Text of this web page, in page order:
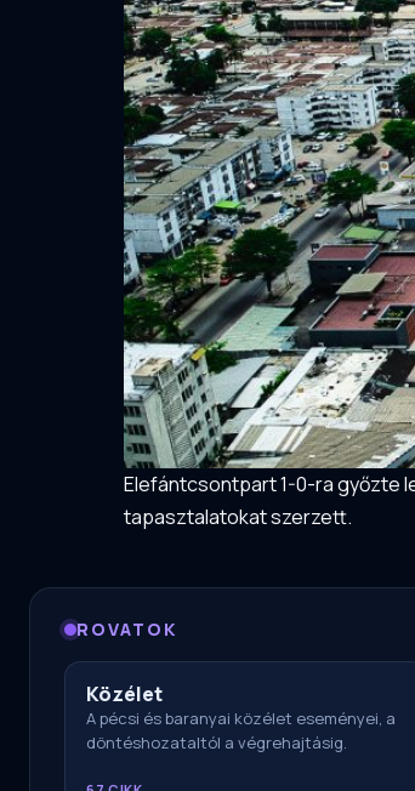
Elefántcsontpart 1-0-ra győzte
tapasztalatokat szerzett.
ROVATOK
Közélet
A pécsi és baranyai közélet eseményei, a
döntéshozataltól a végrehajtásig.